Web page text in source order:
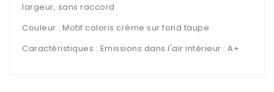
largeur, sans raccord
Couleur : Motif coloris crème sur fond taupe
Caractéristiques : Emissions dans l'air intérieur : A+